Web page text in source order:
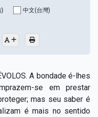
) 中文(台灣)
A bondade é-lhes
se em prestar
mas seu saber é
é mais no sentido